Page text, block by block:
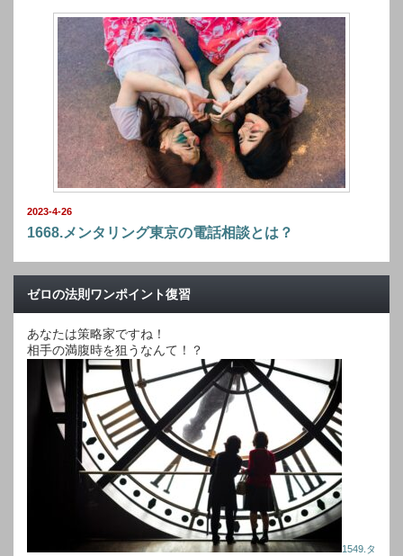
2023-4-26
1668.メンタリング東京の電話相談とは？
ゼロの法則ワンポイント復習
あなたは策略家ですね！
相手の満腹時を狙うなんて！？
1549.タ